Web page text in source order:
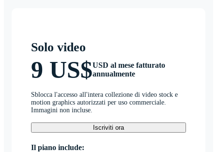
Solo video
9 US$USD al mese fatturato
annualmente
Sblocca l'accesso all'intera collezione di video stock e
motion graphics autorizzati per uso commerciale.
Immagini non incluse.
Iscriviti ora
Il piano include: